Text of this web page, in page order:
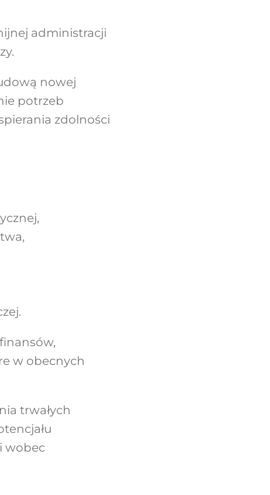
administracji
nowej
potrzeb
zdolności
w obecnych
trwałych
wobec